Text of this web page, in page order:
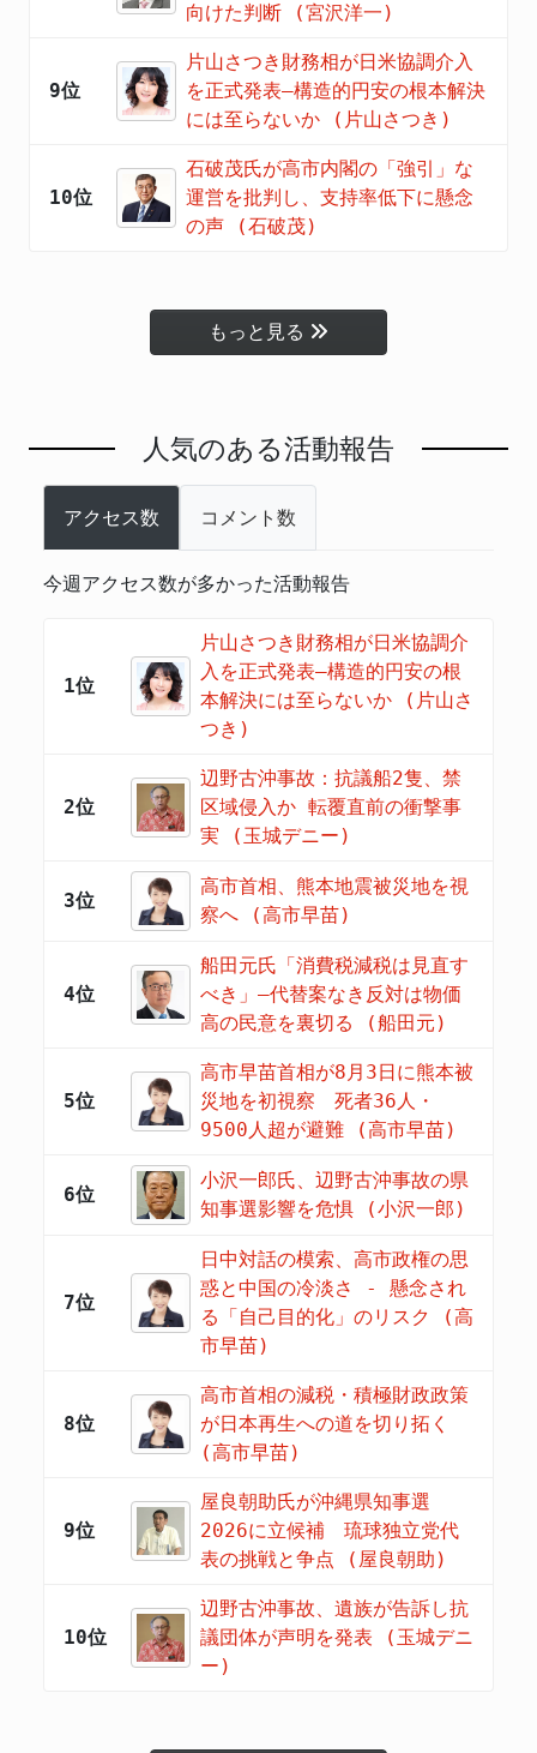
向けた判断 (宮沢洋一)
9位
片山さつき財務相が日米協調介入
を正式発表―構造的円安の根本解決
には至らないか (片山さつき)
10位
石破茂氏が高市内閣の「強引」な
運営を批判し、支持率低下に懸念
の声 (石破茂)
もっと見る
人気のある活動報告
アクセス数 コメント数
今週アクセス数が多かった活動報告
1位
片山さつき財務相が日米協調介
入を正式発表―構造的円安の根
本解決には至らないか (片山さ
つき)
2位
辺野古沖事故：抗議船2隻、禁
区域侵入か 転覆直前の衝撃事
実 (玉城デニー)
3位
高市首相、熊本地震被災地を視
察へ (高市早苗)
4位
船田元氏「消費税減税は見直す
べき」―代替案なき反対は物価
高の民意を裏切る (船田元)
5位
高市早苗首相が8月3日に熊本被
災地を初視察 死者36人・
9500人超が避難 (高市早苗)
6位
小沢一郎氏、辺野古沖事故の県
知事選影響を危惧 (小沢一郎)
7位
日中対話の模索、高市政権の思
惑と中国の冷淡さ - 懸念され
る「自己目的化」のリスク (高
市早苗)
8位
高市首相の減税・積極財政政策
が日本再生への道を切り拓く
(高市早苗)
9位
屋良朝助氏が沖縄県知事選
2026に立候補 琉球独立党代
表の挑戦と争点 (屋良朝助)
10位
辺野古沖事故、遺族が告訴し抗
議団体が声明を発表 (玉城デニ
ー)